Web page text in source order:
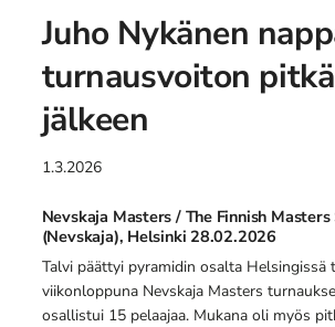
Juho Nykänen
turnausvoiton
jälkeen
1.3.2026
Nevskaja Masters / The Finnish Masters
(Nevskaja), Helsinki 28.02.2026
Talvi päättyi pyramidin osalta Helsingissä
viikonloppuna Nevskaja Masters
osallistui 15 pelaajaa. Mukana oli myös